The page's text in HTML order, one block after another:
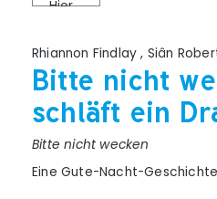
Rhiannon Findlay, Siân
Bitte nicht
schläft ein
Bitte nicht wecken
Eine Gute-Nacht-